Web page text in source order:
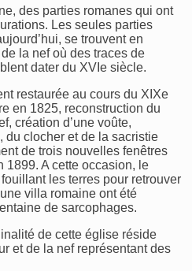
des parties romanes qui ont
Les seules parties
se trouvent en
la nef où des traces de
dater du XVIe siècle.
restaurée au cours du XIXe
en 1825, reconstruction du
création d’une voûte,
du clocher et de la sacristie
de trois nouvelles fenêtres
1899. A cette occasion, le
les terres pour retrouver
villa romaine ont été
de sarcophages.
de cette église réside
et de la nef représentant des